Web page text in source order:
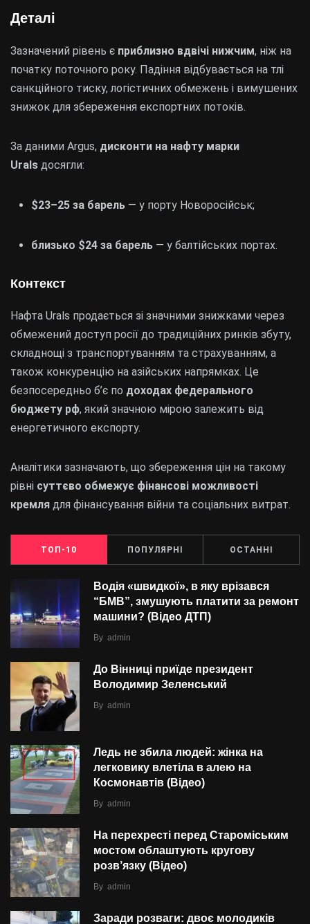
Деталі
Зазначений рівень є приблизно вдвічі нижчим, ніж на
початку поточного року. Падіння відбувається на тлі
санкційного тиску, логістичних обмежень і вимушених
знижок для збереження експортних потоків.
За даними Argus, дисконти на нафту марки
Urals досягли:
$23–25 за барель — у порту Новоросійськ;
близько $24 за барель — у балтійських портах.
Контекст
Нафта Urals продається зі значними знижками через
обмежений доступ росії до традиційних ринків збуту,
складнощі з транспортуванням та страхуванням, а
також конкуренцію на азійських напрямках. Це
безпосередньо б’є по доходах федерального
бюджету рф, який значною мірою залежить від
енергетичного експорту.
Аналітики зазначають, що збереження цін на такому
рівні суттєво обмежує фінансові можливості
кремля для фінансування війни та соціальних витрат.
ТОП-10 ПОПУЛЯРНІ ОСТАННІ
Водія «швидкої», в яку врізався
“БMВ”, змушують платити за ремонт
машини? (Відео ДТП)
By admin
До Вінниці приїде президент
Володимир Зеленський
By admin
Ледь не збила людей: жінка на
легковику влетіла в алею на
Космонавтів (Відео)
By admin
На перехресті перед Староміським
мостом облаштують кругову
розв’язку (Відео)
By admin
Заради розваги: двоє молодиків